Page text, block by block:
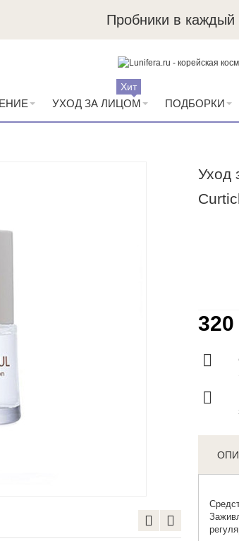
Пробники в каждый
УХОД ЗА ЛИЦОМ
Хит
ПОДБОРКИ
Уход
320